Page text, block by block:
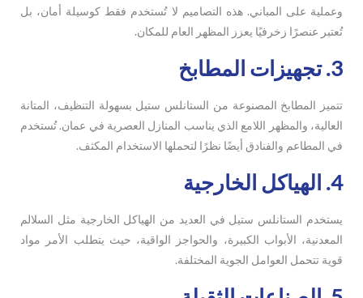
وعملية على المباني. هذه التصاميم لا تُستخدم فقط كوسيلة أمان، بل
تُعتبر عنصرًا زخرفيًا يعزز المظهر العام للمكان.
3. تجهيزات المطابخ
تتميز المطابخ المصنوعة من الستانلس ستيل بسهولة التنظيف، المتانة
العالية، والمظهر اللامع الذي يناسب المنازل العصرية في عمان. تُستخدم
في المطاعم والفنادق أيضًا نظرًا لتحملها الاستخدام المكثف.
4. الهياكل الخارجية
يستخدم الستانلس ستيل في العديد من الهياكل الخارجية مثل السلالم
المعدنية، الأبواب الكبيرة، والحواجز الواقية، حيث يتطلب الأمر مواد
قوية تتحمل العوامل الجوية المختلفة.